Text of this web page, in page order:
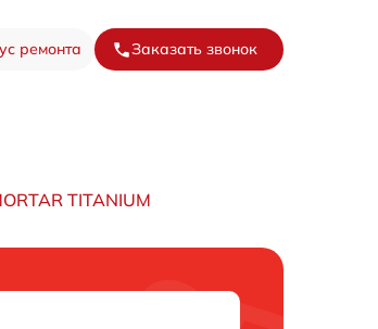
ремонта Заказать звонок
TITANIUM